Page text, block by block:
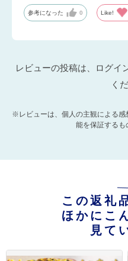
参考になった 0 Like!
レビューの投稿は、ログイ
く
※レビューは、個人の主観による感
能を保証するも
この返礼
ほかにこ
見て